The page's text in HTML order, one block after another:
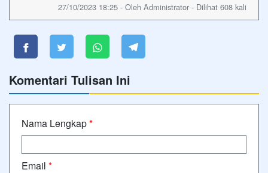
27/10/2023 18:25 - Oleh Administrator - Dilihat 608 kali
Komentari Tulisan Ini
Nama Lengkap*
Email *